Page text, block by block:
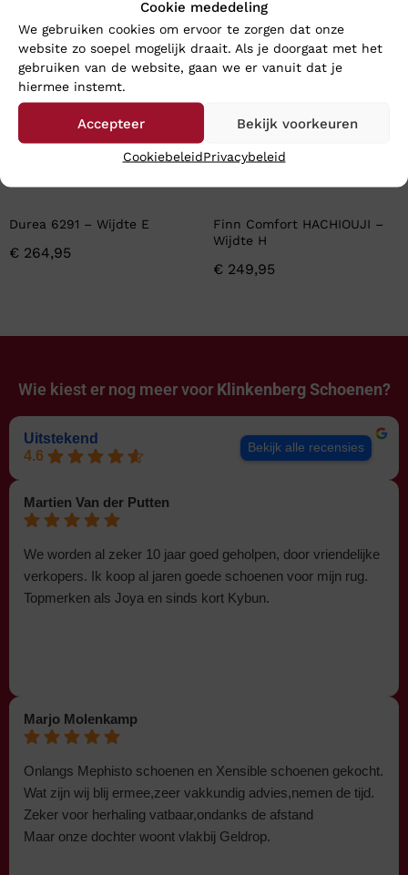
Cookie mededeling
We gebruiken cookies om ervoor te zorgen dat onze
website zo soepel mogelijk draait. Als je doorgaat met het
gebruiken van de website, gaan we er vanuit dat je
hiermee instemt.
Accepteer Bekijk voorkeuren
CookiebeleidPrivacybeleid
Durea 6291 – Wijdte E
€ 264,95
Finn Comfort HACHIOUJI –
Wijdte H
€ 249,95
Wie kiest er nog meer voor Klinkenberg Schoenen?
Uitstekend
4.6
Bekijk alle recensies
Martien Van der Putten
We worden al zeker 10 jaar goed geholpen, door vriendelijke
verkopers. Ik koop al jaren goede schoenen voor mijn rug.
Topmerken als Joya en sinds kort Kybun.
Marjo Molenkamp
Onlangs Mephisto schoenen en Xensible schoenen gekocht.
Wat zijn wij blij ermee,zeer vakkundig advies,nemen de tijd.
Zeker voor herhaling vatbaar,ondanks de afstand
Maar onze dochter woont vlakbij Geldrop.